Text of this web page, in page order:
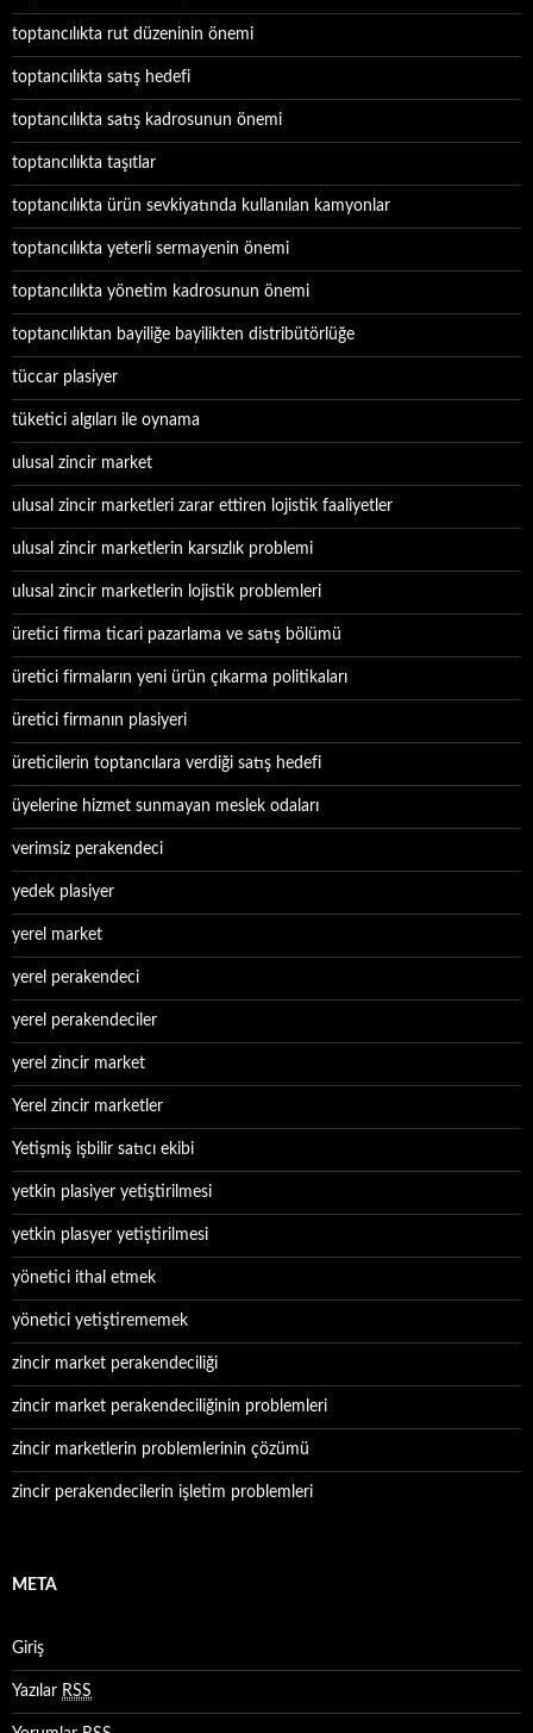
toptancılıkta rut düzeninin önemi
toptancılıkta satış hedefi
toptancılıkta satış kadrosunun önemi
toptancılıkta taşıtlar
toptancılıkta ürün sevkiyatında kullanılan kamyonlar
toptancılıkta yeterli sermayenin önemi
toptancılıkta yönetim kadrosunun önemi
toptancılıktan bayiliğe bayilikten distribütörlüğe
tüccar plasiyer
tüketici algıları ile oynama
ulusal zincir market
ulusal zincir marketleri zarar ettiren lojistik faaliyetler
ulusal zincir marketlerin karsızlık problemi
ulusal zincir marketlerin lojistik problemleri
üretici firma ticari pazarlama ve satış bölümü
üretici firmaların yeni ürün çıkarma politikaları
üretici firmanın plasiyeri
üreticilerin toptancılara verdiği satış hedefi
üyelerine hizmet sunmayan meslek odaları
verimsiz perakendeci
yedek plasiyer
yerel market
yerel perakendeci
yerel perakendeciler
yerel zincir market
Yerel zincir marketler
Yetişmiş işbilir satıcı ekibi
yetkin plasiyer yetiştirilmesi
yetkin plasyer yetiştirilmesi
yönetici ithal etmek
yönetici yetiştirememek
zincir market perakendeciliği
zincir market perakendeciliğinin problemleri
zincir marketlerin problemlerinin çözümü
zincir perakendecilerin işletim problemleri
META
Giriş
Yazılar RSS